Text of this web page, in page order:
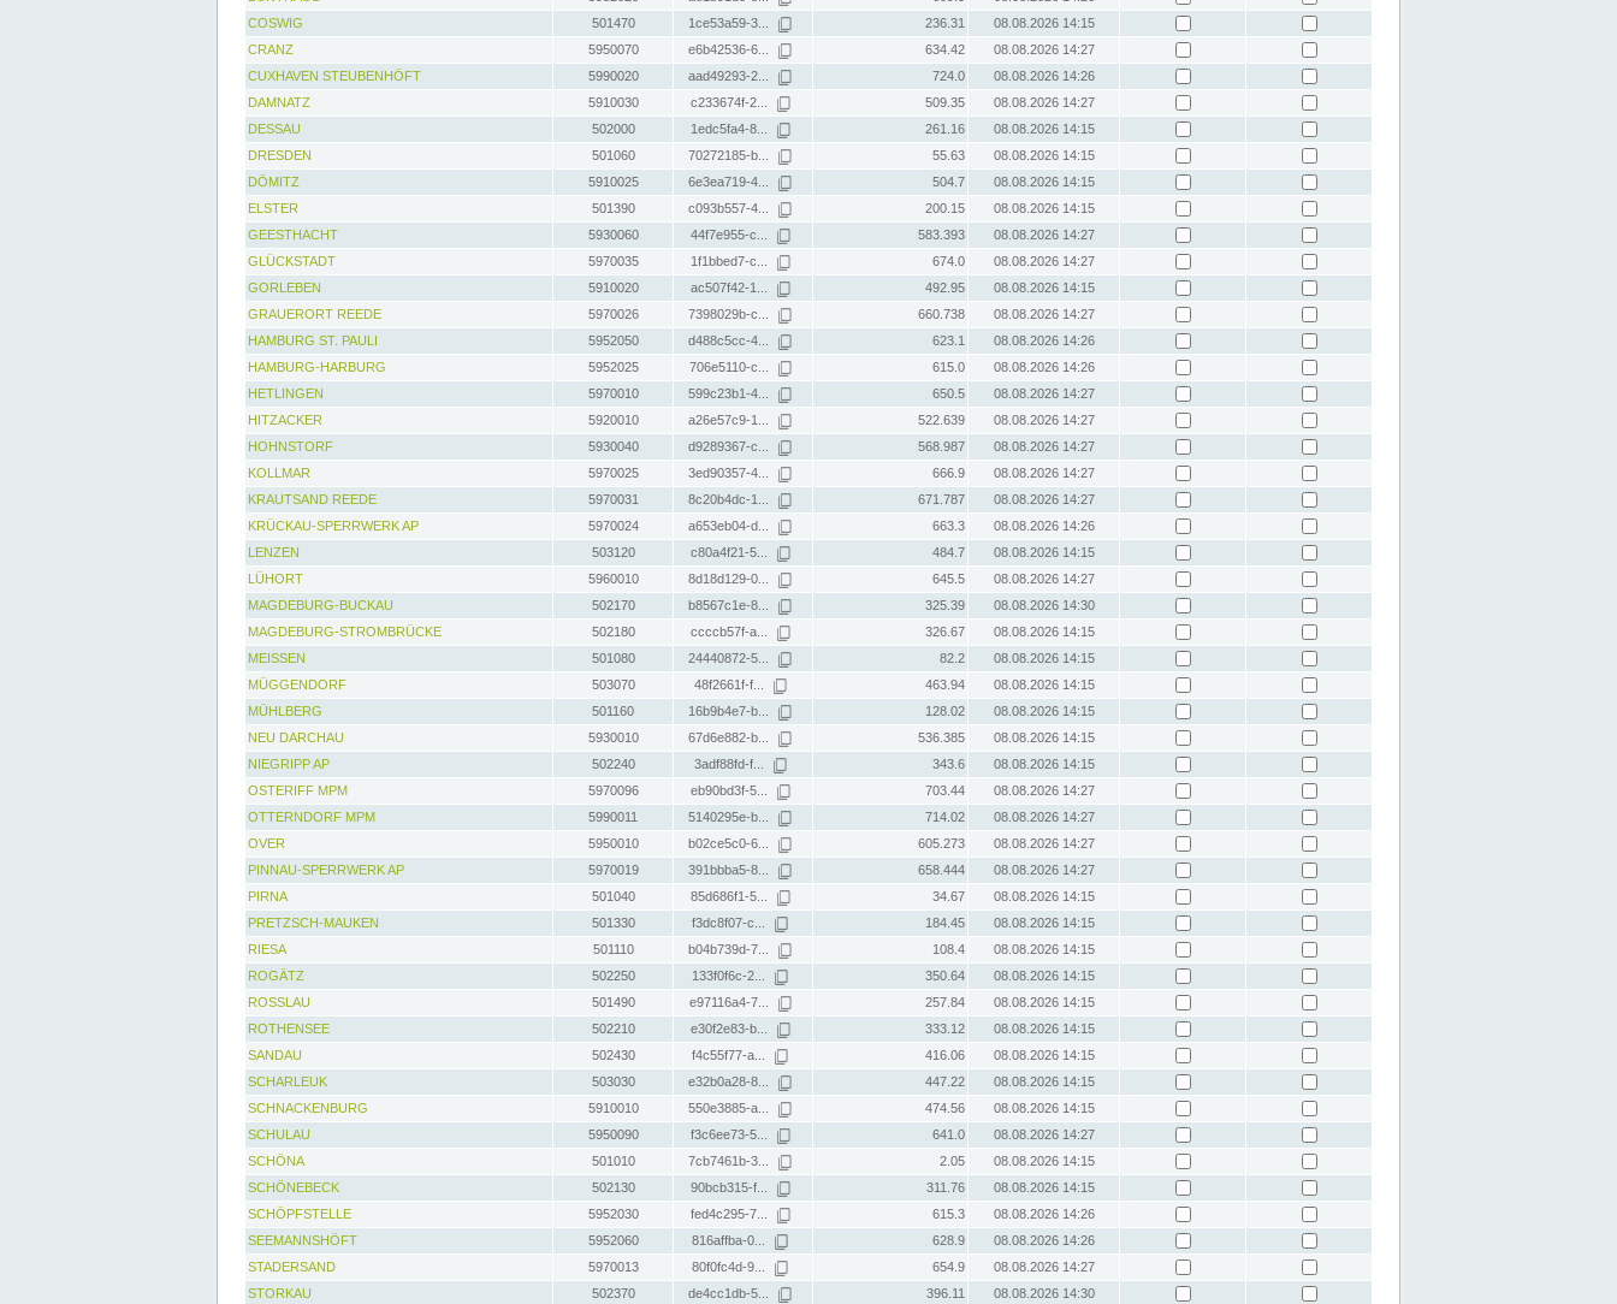
COSWIG
501470 1ce53a59-3... 236.31
08.08.2026 14:15
CRANZ
5950070 e6b42536-6... 634.42
08.08.2026 14:27
CUXHAVEN STEUBENHÖFT
5990020 aad49293-2... 724.0
08.08.2026 14:26
DAMNATZ
5910030 c233674f-2... 509.35
08.08.2026 14:27
DESSAU
502000 1edc5fa4-8... 261.16
08.08.2026 14:15
DRESDEN
501060 70272185-b... 55.63
08.08.2026 14:15
DÖMITZ
5910025 6e3ea719-4... 504.7
08.08.2026 14:15
ELSTER
501390 c093b557-4... 200.15
08.08.2026 14:15
GEESTHACHT
5930060 44f7e955-c... 583.393
08.08.2026 14:27
GLÜCKSTADT
5970035 1f1bbed7-c... 674.0
08.08.2026 14:27
GORLEBEN
5910020 ac507f42-1... 492.95
08.08.2026 14:15
GRAUERORT REEDE
5970026 7398029b-c... 660.738
08.08.2026 14:27
HAMBURG ST. PAULI
5952050 d488c5cc-4... 623.1
08.08.2026 14:26
HAMBURG-HARBURG
5952025 706e5110-c... 615.0
08.08.2026 14:26
HETLINGEN
5970010 599c23b1-4... 650.5
08.08.2026 14:27
HITZACKER
5920010 a26e57c9-1... 522.639
08.08.2026 14:27
HOHNSTORF
5930040 d9289367-c... 568.987
08.08.2026 14:27
KOLLMAR
5970025 3ed90357-4... 666.9
08.08.2026 14:27
KRAUTSAND REEDE
5970031 8c20b4dc-1... 671.787
08.08.2026 14:27
KRÜCKAU-SPERRWERK AP
5970024 a653eb04-d... 663.3
08.08.2026 14:26
LENZEN
503120 c80a4f21-5... 484.7
08.08.2026 14:15
LÜHORT
5960010 8d18d129-0... 645.5
08.08.2026 14:27
MAGDEBURG-BUCKAU
502170 b8567c1e-8... 325.39
08.08.2026 14:30
MAGDEBURG-STROMBRÜCKE
502180 ccccb57f-a... 326.67
08.08.2026 14:15
MEISSEN
501080 24440872-5... 82.2
08.08.2026 14:15
MÜGGENDORF
503070 48f2661f-f... 463.94
08.08.2026 14:15
MÜHLBERG
501160 16b9b4e7-b... 128.02
08.08.2026 14:15
NEU DARCHAU
5930010 67d6e882-b... 536.385
08.08.2026 14:15
NIEGRIPP AP
502240 3adf88fd-f... 343.6
08.08.2026 14:15
OSTERIFF MPM
5970096 eb90bd3f-5... 703.44
08.08.2026 14:27
OTTERNDORF MPM
5990011 5140295e-b... 714.02
08.08.2026 14:27
OVER
5950010 b02ce5c0-6... 605.273
08.08.2026 14:27
PINNAU-SPERRWERK AP
5970019 391bbba5-8... 658.444
08.08.2026 14:27
PIRNA
501040 85d686f1-5... 34.67
08.08.2026 14:15
PRETZSCH-MAUKEN
501330 f3dc8f07-c... 184.45
08.08.2026 14:15
RIESA
501110 b04b739d-7... 108.4
08.08.2026 14:15
ROGÄTZ
502250 133f0f6c-2... 350.64
08.08.2026 14:15
ROSSLAU
501490 e97116a4-7... 257.84
08.08.2026 14:15
ROTHENSEE
502210 e30f2e83-b... 333.12
08.08.2026 14:15
SANDAU
502430 f4c55f77-a... 416.06
08.08.2026 14:15
SCHARLEUK
503030 e32b0a28-8... 447.22
08.08.2026 14:15
SCHNACKENBURG
5910010 550e3885-a... 474.56
08.08.2026 14:15
SCHULAU
5950090 f3c6ee73-5... 641.0
08.08.2026 14:27
SCHÖNA
501010 7cb7461b-3... 2.05
08.08.2026 14:15
SCHÖNEBECK
502130 90bcb315-f... 311.76
08.08.2026 14:15
SCHÖPFSTELLE
5952030 fed4c295-7... 615.3
08.08.2026 14:26
SEEMANNSHÖFT
5952060 816affba-0... 628.9
08.08.2026 14:26
STADERSAND
5970013 80f0fc4d-9... 654.9
08.08.2026 14:27
STORKAU
502370 de4cc1db-5... 396.11 08.08.2026 14:30